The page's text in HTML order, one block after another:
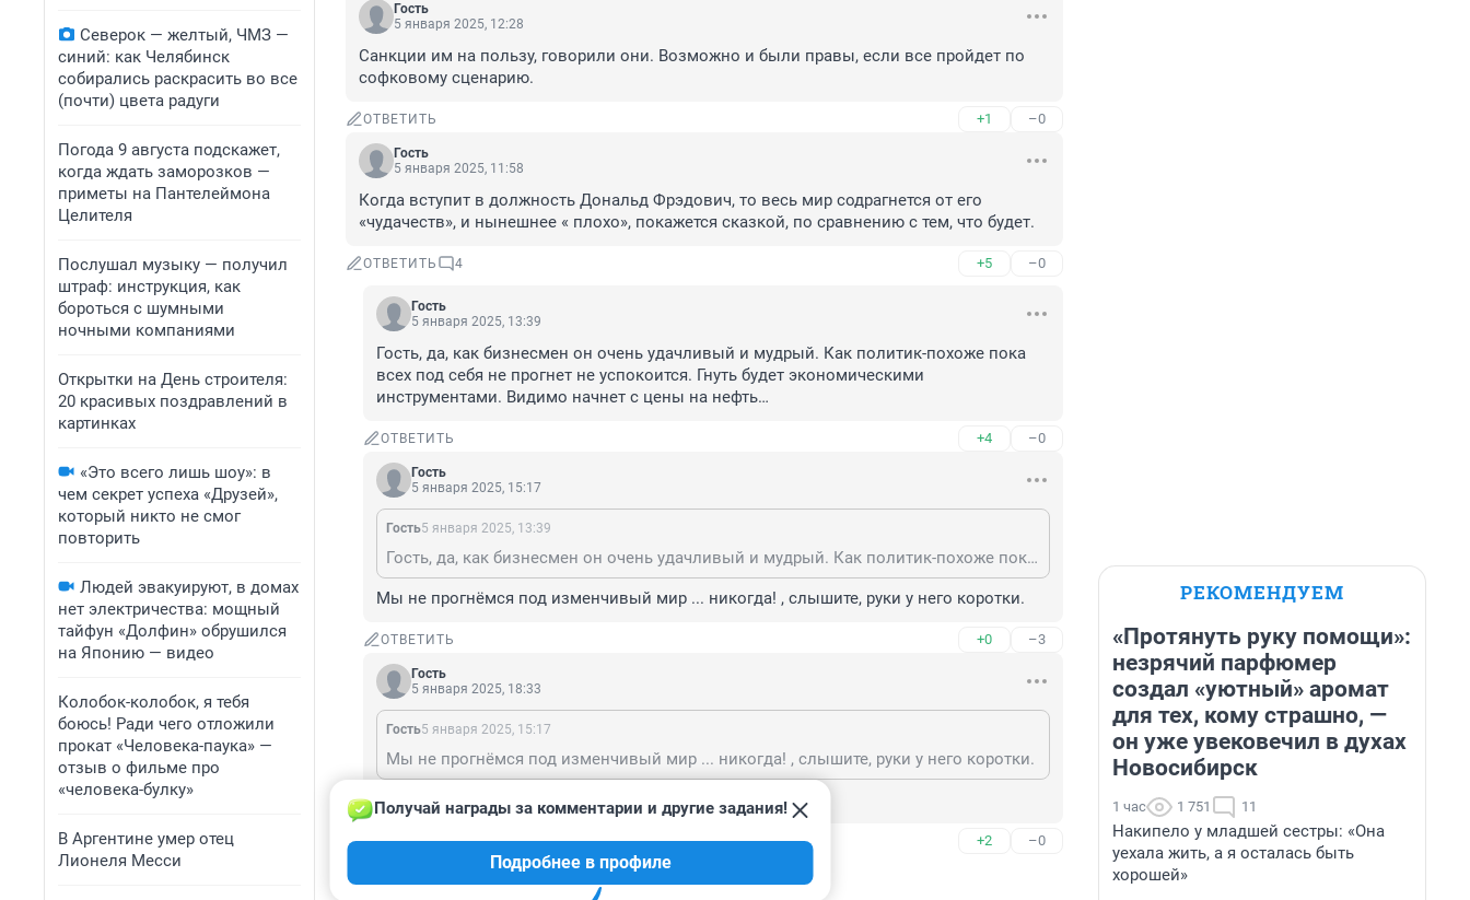
Северок — желтый, ЧМЗ —
синий: как Челябинск
собирались раскрасить во все
(почти) цвета радуги
Погода 9 августа подскажет,
когда ждать заморозков —
приметы на Пантелеймона
Целителя
Послушал музыку — получил
штраф: инструкция, как
бороться с шумными
ночными компаниями
Открытки на День строителя:
20 красивых поздравлений в
картинках
«Это всего лишь шоу»: в
чем секрет успеха «Друзей»,
который никто не смог
повторить
Людей эвакуируют, в домах
нет электричества: мощный
тайфун «Долфин» обрушился
на Японию — видео
Колобок-колобок, я тебя
боюсь! Ради чего отложили
прокат «Человека-паука» —
отзыв о фильме про
«человека-булку»
В Аргентине умер отец
Лионеля Месси
Гость
5 января 2025, 12:28
Санкции им на пользу, говорили они. Возможно и были правы, если все пройдет по
софковому сценарию.
ОТВЕТИТЬ +1 –0
Гость
5 января 2025, 11:58
Когда вступит в должность Дональд Фрэдович, то весь мир содрагнется от его
«чудачеств», и нынешнее « плохо», покажется сказкой, по сравнению с тем, что будет.
ОТВЕТИТЬ 4 +5 –0
Гость
5 января 2025, 13:39
Гость, да, как бизнесмен он очень удачливый и мудрый. Как политик-похоже пока
всех под себя не прогнет не успокоится. Гнуть будет экономическими
инструментами. Видимо начнет с цены на нефть…
ОТВЕТИТЬ +4 –0
Гость
5 января 2025, 15:17
Гость5 января 2025, 13:39
Гость, да, как бизнесмен он очень удачливый и мудрый. Как политик-похоже пока всех под себя не прогнет не успокоится. Гнуть будет экономическими инструментами. Видимо начнет с цены на нефть…
Мы не прогнёмся под изменчивый мир ... никогда! , слышите, руки у него коротки.
ОТВЕТИТЬ +0 –3
Гость
5 января 2025, 18:33
Гость5 января 2025, 15:17
Мы не прогнёмся под изменчивый мир ... никогда! , слышите, руки у него коротки.
кусни алюмминевого огурца, с брезентового поля
ОТВЕТИТЬ +2 –0
Показать ещё 1 ответ
Получай награды за комментарии и другие задания!
Подробнее в профиле
РЕКОМЕНДУЕМ
«Протянуть руку помощи»:
незрячий парфюмер
создал «уютный» аромат
для тех, кому страшно, —
он уже увековечил в духах
Новосибирск
1 час 1 751 11
Накипело у младшей сестры: «Она
уехала жить, а я осталась быть
хорошей»